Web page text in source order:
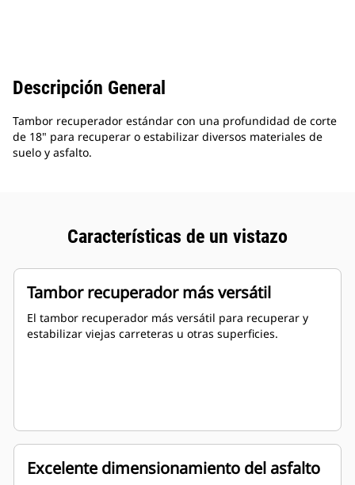
Descripción General
Tambor recuperador estándar con una profundidad de corte
de 18" para recuperar o estabilizar diversos materiales de
suelo y asfalto.
Características de un vistazo
Tambor recuperador más versátil
El tambor recuperador más versátil para recuperar y
estabilizar viejas carreteras u otras superficies.
Excelente dimensionamiento del asfalto